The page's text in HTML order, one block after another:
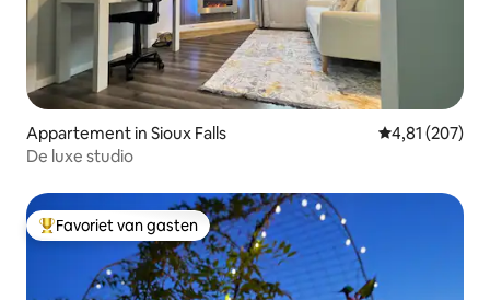
Appartement in Sioux Falls Gemiddelde
4,81 (207)
De luxe studio
Topfavoriet van gasten
Favoriet van gasten